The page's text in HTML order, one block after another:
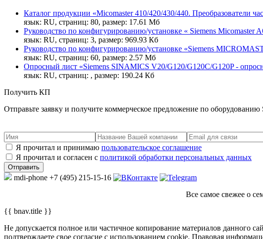
Каталог продукции «Micomaster 410/420/430/440. Преобразователи
язык: RU, страниц: 80, размер: 17.61 Мб
Руководство по конфигурированию/установке « Siemens Micomaster
язык: RU, страниц: 3, размер: 969.93 Кб
Руководство по конфигурированию/установке «Siemens
язык: RU, страниц: 60, размер: 2.57 Мб
Опросный лист «Siemens SINAMICS V20/G120/G120C/G120P -
язык: RU, страниц: , размер: 190.24 Кб
Получить КП
Отправьте заявку и получите коммерческое предложение по оборудованию
Я прочитал и принимаю пользовательское соглашение
Я прочитал и согласен с политикой обработки персональных данных
mdi-phone +7 (495) 215-15-16
Все самое свежее о
{{ bnav.title }}
Не допускается полное или частичное копирование материалов данного
подтверждаете свое согласие с использованием cookie. Правовая